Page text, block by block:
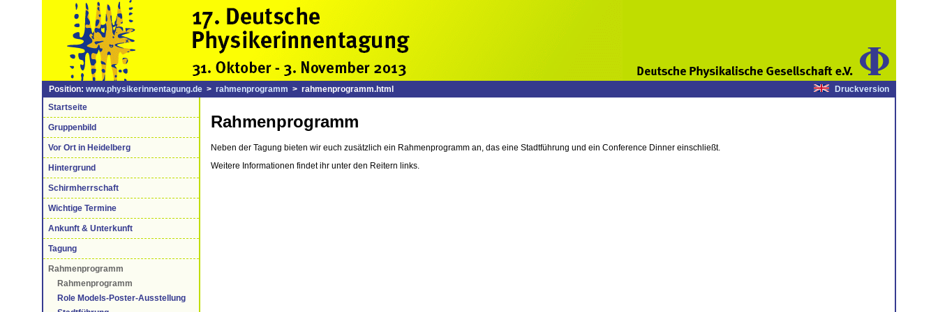
Druckversion
Position: www.physikerinnentagung.de > rahmenprogramm > rahmenprogramm.html
Startseite
Gruppenbild
Vor Ort in Heidelberg
Hintergrund
Schirmherrschaft
Wichtige Termine
Ankunft & Unterkunft
Tagung
Rahmenprogramm
Rahmenprogramm
Role Models-Poster-Ausstellung
Rahmenprogramm
Neben der Tagung bieten wir euch zusätzlich ein Rahmenprogramm an, das eine Stadtführung und ein Conference Dinner einschließt.
Weitere Informationen findet ihr unter den Reitern links.